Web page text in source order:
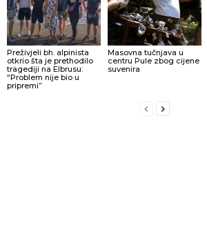
Preživjeli bh. alpinista
otkrio šta je prethodilo
tragediji na Elbrusu:
“Problem nije bio u
pripremi”
Masovna tučnjava u
centru Pule zbog cijene
suvenira